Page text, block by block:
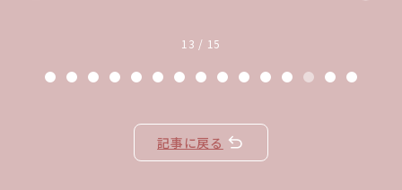
13 / 15
記事に戻る